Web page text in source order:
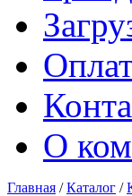
О
Главная /Каталог /